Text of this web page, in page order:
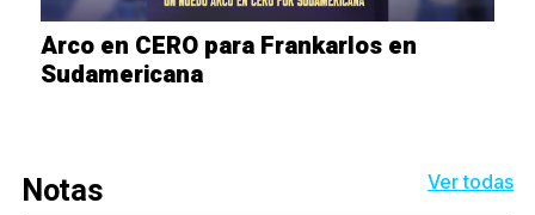
Arco en CERO para Frankarlos en
Sudamericana
Notas Ver todas